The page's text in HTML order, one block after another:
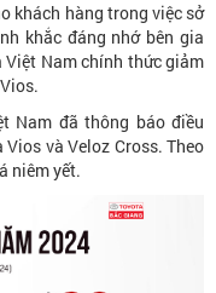
khách hàng trong việc sở
khắc đáng nhớ bên gia
Nam chính thức giảm
Nam đã thông báo điều
và Veloz Cross. Theo
niêm yết.